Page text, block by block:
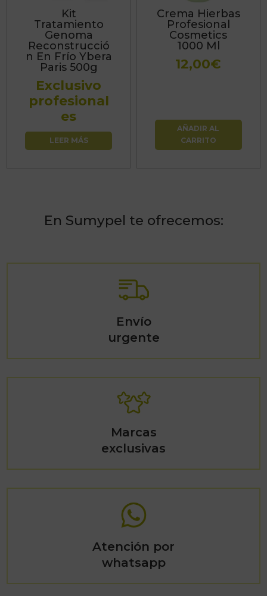
Kit
Tratamiento
Genoma
Reconstrucció
n En Frío Ybera
Paris 500g
Exclusivo
profesional
es
LEER MÁS
Crema Hierbas
Profesional
Cosmetics
1000 Ml
12,00€
AÑADIR AL
CARRITO
En Sumypel te ofrecemos:
Envío
urgente
Marcas
exclusivas
Atención por
whatsapp